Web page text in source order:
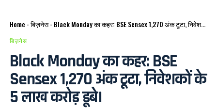
Home -बिज़नेस- Black Monday का कहर: BSE Sensex 1,270 अंक टूटा, निवेशकों के 5 लाख करोड़ डूबे।
बिज़नेस
Black Monday का कहर: BSE
Sensex 1,270 अंक टूटा, निवेशकों के
5 लाख करोड़ डूबे।